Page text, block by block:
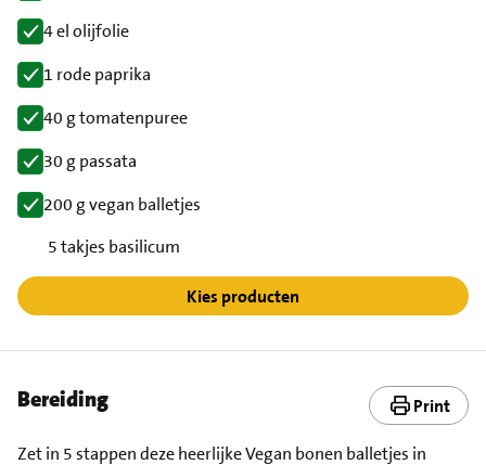
4 el olijfolie
1 rode paprika
40 g tomatenpuree
30 g passata
200 g vegan balletjes
5 takjes basilicum
Kies producten
Bereiding Print
Zet in 5 stappen deze heerlijke Vegan bonen balletjes in